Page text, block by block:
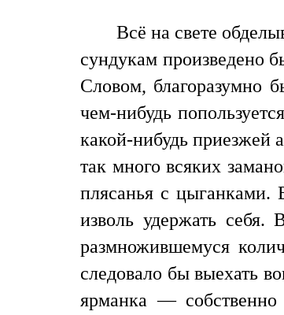
Всё на свете
сундукам произведено
Словом, благоразумно
чем-нибудь
какой-нибудь приезжей
так много всяких
плясанья с цыганками.
изволь удержать себя.
размножившемуся
следовало бы выехать
ярманка —